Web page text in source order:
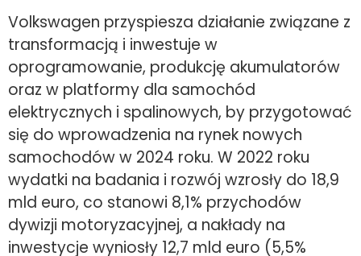
Volkswagen przyspiesza działanie związane z
transformacją i inwestuje w
oprogramowanie, produkcję akumulatorów
oraz w platformy dla samochód
elektrycznych i spalinowych, by przygotować
się do wprowadzenia na rynek nowych
samochodów w 2024 roku. W 2022 roku
wydatki na badania i rozwój wzrosły do 18,9
mld euro, co stanowi 8,1% przychodów
dywizji motoryzacyjnej, a nakłady na
inwestycje wyniosły 12,7 mld euro (5,5%